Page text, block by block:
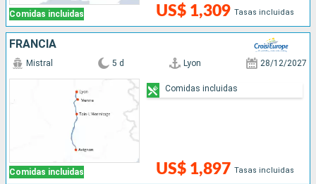
Comidas incluidas US$ 1,309 Tasas incluidas
FRANCIA
Comidas incluidas
Mistral 5 d Lyon 28/12/2027
US$ 1,897 Tasas incluidas
Comidas incluidas